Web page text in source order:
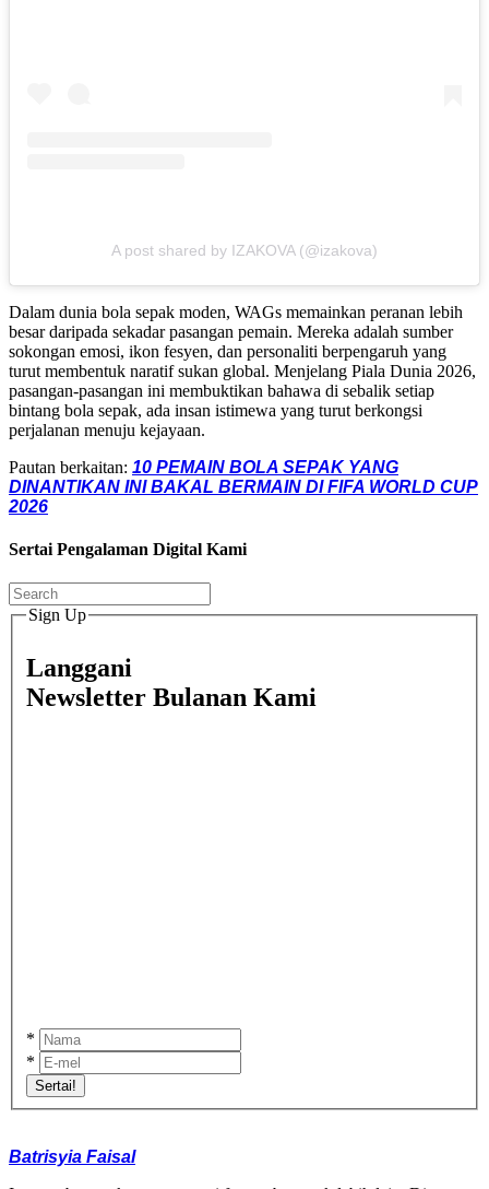
A post shared by IZAKOVA (@izakova)
Dalam dunia bola sepak moden, WAGs memainkan peranan lebih
besar daripada sekadar pasangan pemain. Mereka adalah sumber
sokongan emosi, ikon fesyen, dan personaliti berpengaruh yang
turut membentuk naratif sukan global. Menjelang Piala Dunia 2026,
pasangan-pasangan ini membuktikan bahawa di sebalik setiap
bintang bola sepak, ada insan istimewa yang turut berkongsi
perjalanan menuju kejayaan.
Pautan berkaitan: 10 PEMAIN BOLA SEPAK YANG
DINANTIKAN INI BAKAL BERMAIN DI FIFA WORLD CUP
2026
Sertai Pengalaman Digital Kami
Sign Up
Langgani
Newsletter Bulanan Kami
*
*
Sertai!
Batrisyia Faisal